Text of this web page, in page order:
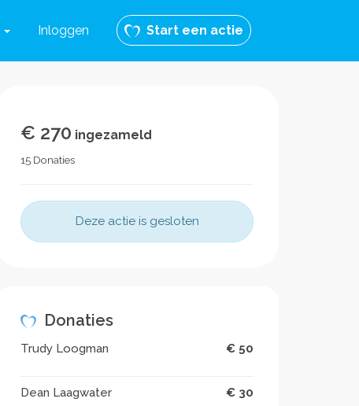
Inloggen Start een actie
€ 270 ingezameld
15 Donaties
Deze actie is gesloten
Donaties
Trudy Loogman € 50
Dean Laagwater € 30